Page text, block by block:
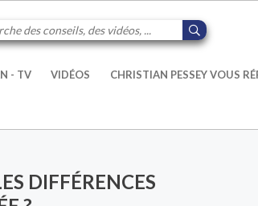
- TV VIDÉOS CHRISTIAN PESSEY VOUS
DIFFÉRENCES